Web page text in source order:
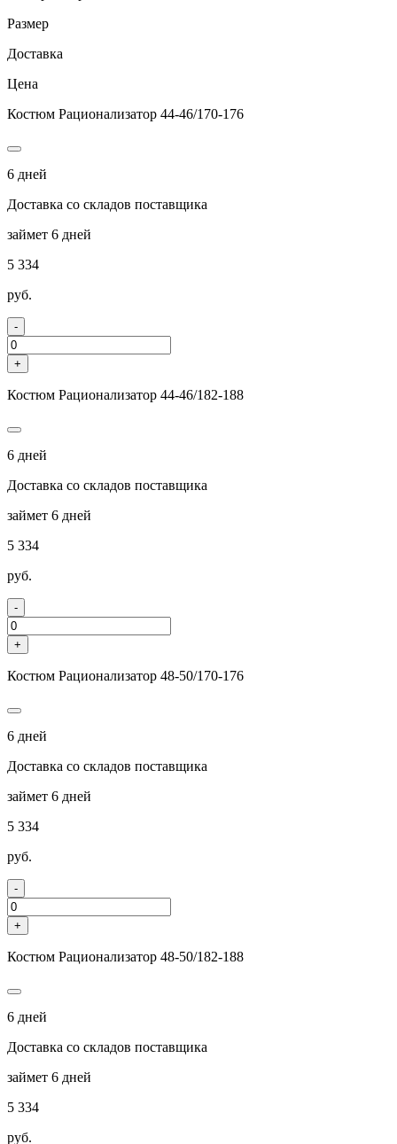
Размер
Доставка
Цена
Костюм Рационализатор 44-46/170-176
6 дней
Доставка со складов поставщика
займет 6 дней
5 334
руб.
-
+
Костюм Рационализатор 44-46/182-188
6 дней
Доставка со складов поставщика
займет 6 дней
5 334
руб.
-
+
Костюм Рационализатор 48-50/170-176
6 дней
Доставка со складов поставщика
займет 6 дней
5 334
руб.
-
+
Костюм Рационализатор 48-50/182-188
6 дней
Доставка со складов поставщика
займет 6 дней
5 334
руб.